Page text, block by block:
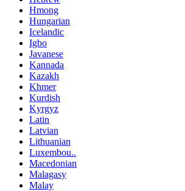
Hmong
Hungarian
Icelandic
Igbo
Javanese
Kannada
Kazakh
Khmer
Kurdish
Kyrgyz
Latin
Latvian
Lithuanian
Luxembou..
Macedonian
Malagasy
Malay